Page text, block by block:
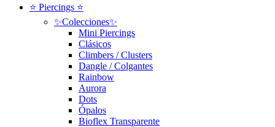
⭐ Piercings ⭐
✨Colecciones✨
Mini Piercings
Clásicos
Climbers / Clusters
Dangle / Colgantes
Rainbow
Aurora
Dots
Ópalos
Bioflex Transparente